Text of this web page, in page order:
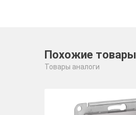
Похожие товары
Товары аналоги